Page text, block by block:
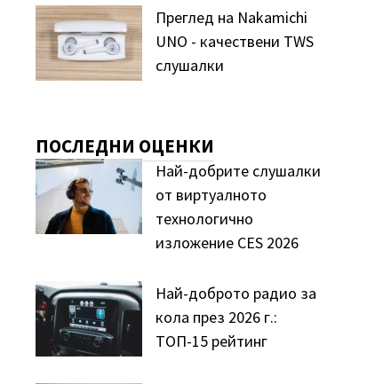
Преглед на Nakamichi
UNO - качествени TWS
слушалки
ПОСЛЕДНИ ОЦЕНКИ
Най-добрите слушалки
от виртуалното
технологично
изложение CES 2026
Най-доброто радио за
кола през 2026 г.:
ТОП-15 рейтинг